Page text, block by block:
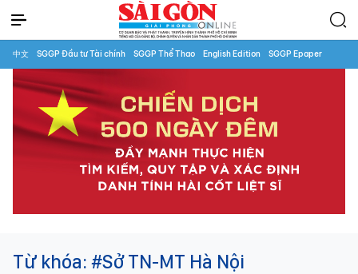
中文 SGGP Đầu tư Tài chính SGGP Thể Thao English Edition SGGP Epaper
Từ khóa: #Sở TN-MT Hà Nội